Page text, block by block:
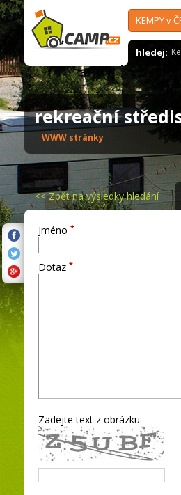
KEMPY v
hledej:
rekreační
WWW stránky
<<Zpět na výsledky hledání
Jméno *
Dotaz *
Zadejte text z obrázku: